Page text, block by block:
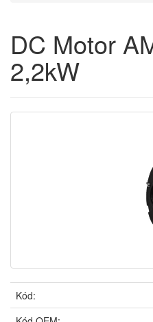
DC Motor
2,2kW
Kód: